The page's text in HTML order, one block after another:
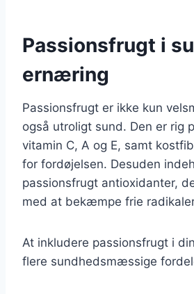
Passionsfrugt i
ernæring
Passionsfrugt er ikke kun
også utroligt sund. Den er rig
vitamin C, A og E, samt
for fordøjelsen. Desuden
passionsfrugt antioxidanter,
med at bekæmpe frie
At inkludere passionsfrugt i
flere sundhedsmæssige